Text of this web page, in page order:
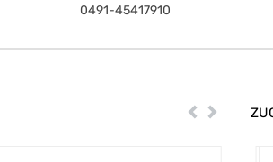
0491-45417910
ZurückWeiter